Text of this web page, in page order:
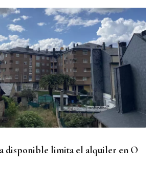
disponible limita el alquiler en O